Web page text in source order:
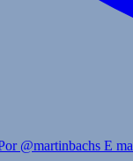
@martinbachs E